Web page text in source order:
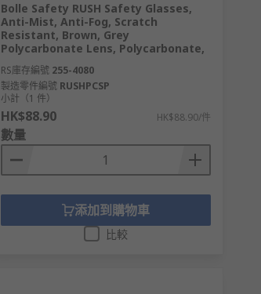
Bolle Safety RUSH Safety Glasses,
Anti-Mist, Anti-Fog, Scratch
Resistant, Brown, Grey
Polycarbonate Lens, Polycarbonate,
RS庫存編號 255-4080
製造零件編號 RUSHPCSP
小計（1 件）
HK$88.90 HK$88.90/件
數量
添加到購物車
比較